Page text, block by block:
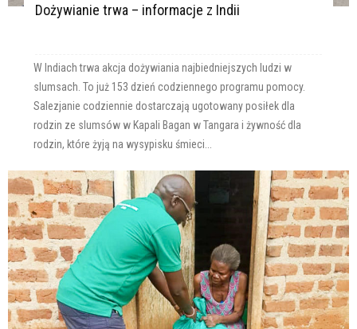
Dożywianie trwa – informacje z Indii
W Indiach trwa akcja dożywiania najbiedniejszych ludzi w
slumsach. To już 153 dzień codziennego programu pomocy.
Salezjanie codziennie dostarczają ugotowany posiłek dla
rodzin ze slumsów w Kapali Bagan w Tangara i żywność dla
rodzin, które żyją na wysypisku śmieci...